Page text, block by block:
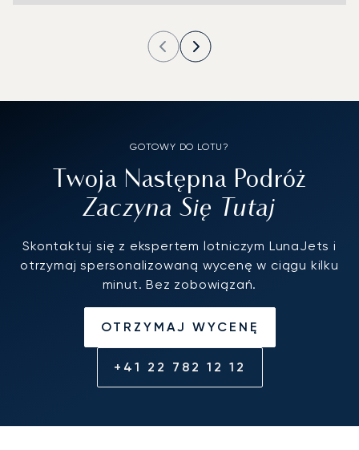
GOTOWY DO LOTU?
Twoja Następna Podróż
Zaczyna Się Tutaj
Skontaktuj się z ekspertem lotniczym LunaJets i
otrzymaj spersonalizowaną wycenę w ciągu kilku
minut. Bez zobowiązań.
OTRZYMAJ WYCENĘ
+41 22 782 12 12